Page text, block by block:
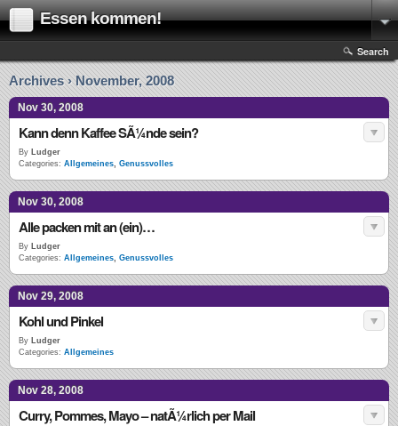
Essen kommen!
Search
Archives › November, 2008
Nov 30, 2008
Kann denn Kaffee SÃ¼nde sein?
By Ludger
Categories: Allgemeines, Genussvolles
Nov 30, 2008
Alle packen mit an (ein)…
By Ludger
Categories: Allgemeines, Genussvolles
Nov 29, 2008
Kohl und Pinkel
By Ludger
Categories: Allgemeines
Nov 28, 2008
Curry, Pommes, Mayo – natÃ¼rlich per Mail